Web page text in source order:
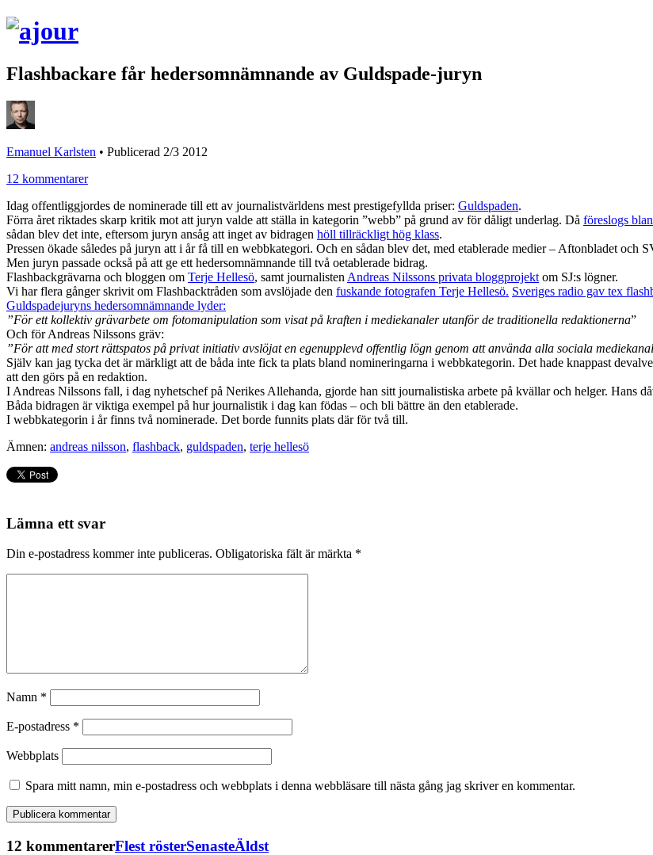
Flashbackare får hedersomnämnande av Guldspade-juryn
Emanuel Karlsten • Publicerad 2/3 2012
12 kommentarer
Idag offentliggjordes de nominerade till ett av journalistvärldens mest prestigefyllda priser: Guldspaden.
Förra året riktades skarp kritik mot att juryn valde att ställa in kategorin ”webb” på grund av för dåligt underlag. Då föreslogs
sådan blev det inte, eftersom juryn ansåg att inget av bidragen höll tillräckligt hög klass.
Pressen ökade således på juryn att i år få till en webbkategori. Och en sådan blev det, med etablerade medier – Aftonbladet och
Men juryn passade också på att ge ett hedersomnämnande till två oetablerade bidrag.
Flashbackgrävarna och bloggen om Terje Hellesö, samt journalisten Andreas Nilssons privata bloggprojekt om SJ:s lögner.
Vi har flera gånger skrivit om Flashbacktråden som avslöjade den fuskande fotografen Terje Hellesö. Sveriges radio gav tex
Guldspadejuryns hedersomnämnande lyder:
”För ett kollektiv grävarbete om fotomanipulation som visat på kraften i mediekanaler utanför de traditionella redaktionerna”
Och för Andreas Nilssons gräv:
”För att med stort rättspatos på privat initiativ avslöjat en egenupplevd offentlig lögn genom att använda alla sociala
Själv kan jag tycka det är märkligt att de båda inte fick ta plats bland nomineringarna i webbkategorin. Det hade knappast
att den görs på en redaktion.
I Andreas Nilssons fall, i dag nyhetschef på Nerikes Allehanda, gjorde han sitt journalistiska arbete på kvällar och helger. Hans
Båda bidragen är viktiga exempel på hur journalistik i dag kan födas – och bli bättre än den etablerade.
I webbkategorin i år finns två nominerade. Det borde funnits plats där för två till.
Ämnen: andreas nilsson, flashback, guldspaden, terje hellesö
Lämna ett svar
Din e-postadress kommer inte publiceras. Obligatoriska fält är märkta *
Namn *
E-postadress *
Webbplats
Spara mitt namn, min e-postadress och webbplats i denna webbläsare till nästa gång jag skriver en kommentar.
12 kommentarerFlest rösterSenasteÄldst